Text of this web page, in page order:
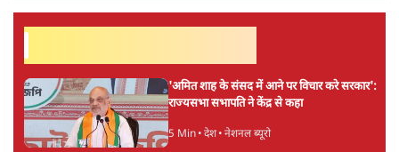
भारत में मेटा की 'अवैध सेंसरशिप' बढ़ी, एक्टिविस्ट
टेलीग्राम की तरफ मुड़े
9 Min• देश